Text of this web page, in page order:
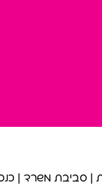
סביבת משרד